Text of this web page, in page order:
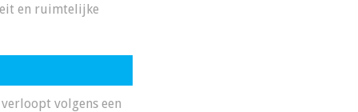
en ruimtelijke
volgens een